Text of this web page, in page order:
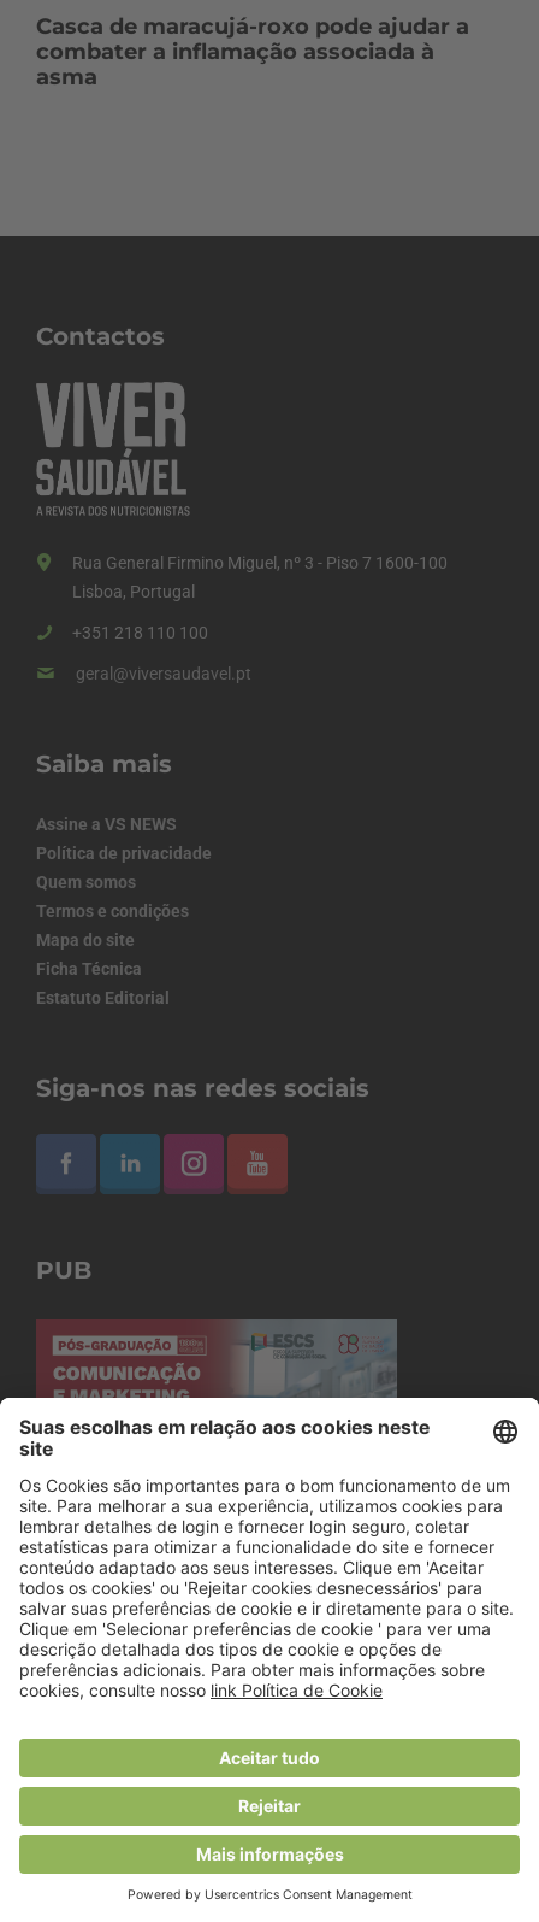
Casca de maracujá-roxo pode ajudar a
combater a inflamação associada à
asma
Contactos
Rua General Firmino Miguel, nº 3 - Piso 7 1600-100
Lisboa, Portugal
+351 218 110 100
geral@viversaudavel.pt
Saiba mais
Assine a VS NEWS
Política de privacidade
Quem somos
Termos e condições
Mapa do site
Ficha Técnica
Estatuto Editorial
Siga-nos nas redes sociais
PUB
© 2018 Viver Saudável
O portal dos profissionais de nutrição
Created byRHP Consulting